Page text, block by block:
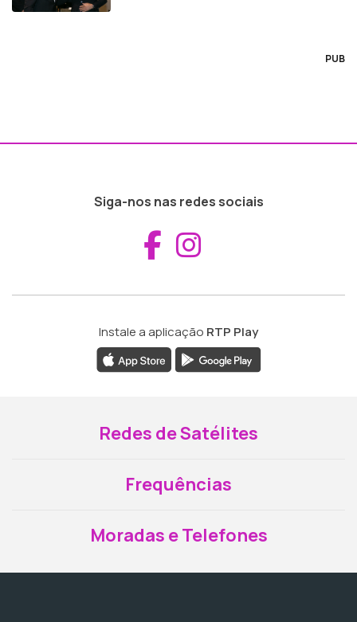
PUB
Siga-nos nas redes sociais
Aceder ao
Instale a aplicação RTP Play
Redes de Satélites
Frequências
Moradas e Telefones